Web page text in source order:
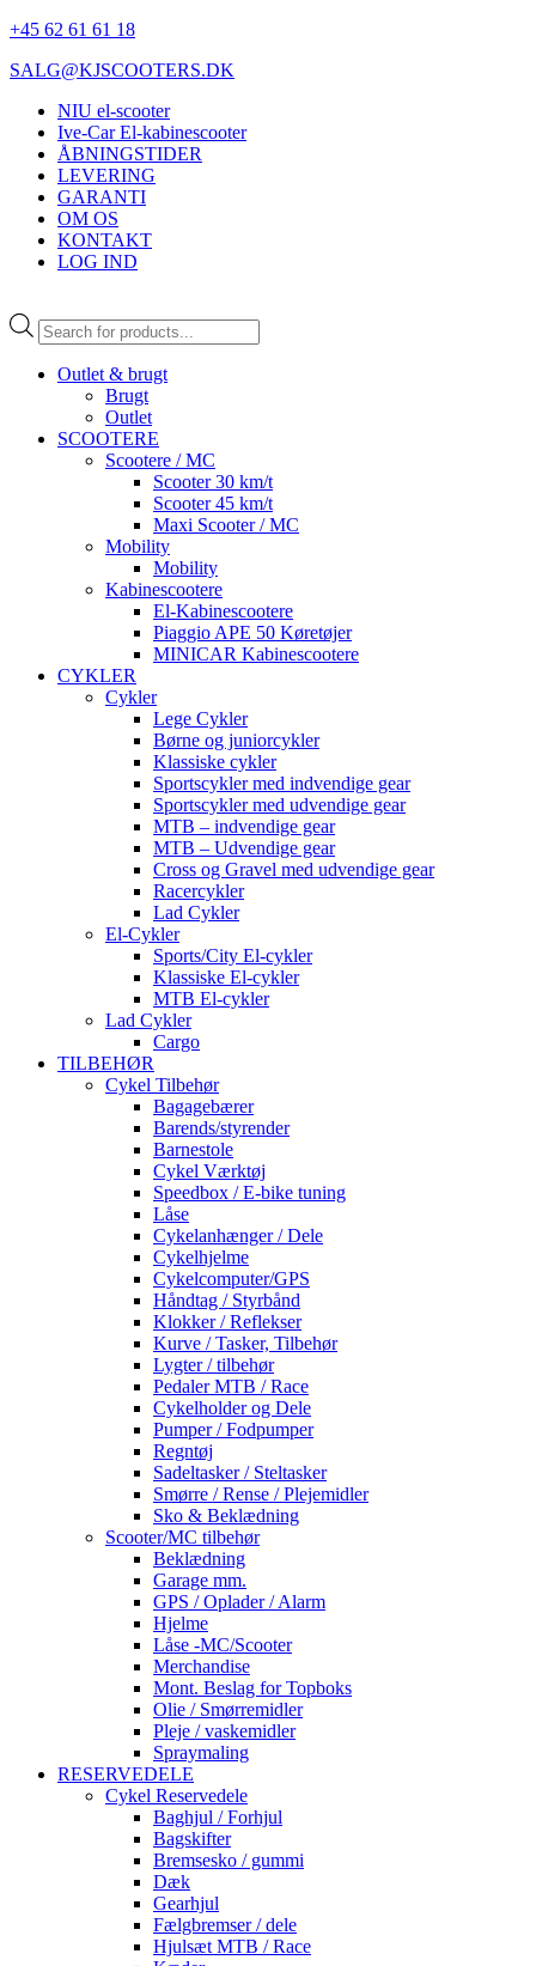
+45 62 61 61 18
SALG@KJSCOOTERS.DK
NIU el-scooter
Ive-Car El-kabinescooter
ÅBNINGSTIDER
LEVERING
GARANTI
OM OS
KONTAKT
LOG IND
Products
search
Outlet & brugt
Brugt
Outlet
SCOOTERE
Scootere / MC
Scooter 30 km/t
Scooter 45 km/t
Maxi Scooter / MC
Mobility
Mobility
Kabinescootere
El-Kabinescootere
Piaggio APE 50 Køretøjer
MINICAR Kabinescootere
CYKLER
Cykler
Lege Cykler
Børne og juniorcykler
Klassiske cykler
Sportscykler med indvendige gear
Sportscykler med udvendige gear
MTB – indvendige gear
MTB – Udvendige gear
Cross og Gravel med udvendige gear
Racercykler
Lad Cykler
El-Cykler
Sports/City El-cykler
Klassiske El-cykler
MTB El-cykler
Lad Cykler
Cargo
TILBEHØR
Cykel Tilbehør
Bagagebærer
Barends/styrender
Barnestole
Cykel Værktøj
Speedbox / E-bike tuning
Låse
Cykelanhænger / Dele
Cykelhjelme
Cykelcomputer/GPS
Håndtag / Styrbånd
Klokker / Reflekser
Kurve / Tasker, Tilbehør
Lygter / tilbehør
Pedaler MTB / Race
Cykelholder og Dele
Pumper / Fodpumper
Regntøj
Sadeltasker / Steltasker
Smørre / Rense / Plejemidler
Sko & Beklædning
Scooter/MC tilbehør
Beklædning
Garage mm.
GPS / Oplader / Alarm
Hjelme
Låse -MC/Scooter
Merchandise
Mont. Beslag for Topboks
Olie / Smørremidler
Pleje / vaskemidler
Spraymaling
RESERVEDELE
Cykel Reservedele
Baghjul / Forhjul
Bagskifter
Bremsesko / gummi
Dæk
Gearhjul
Fælgbremser / dele
Hjulsæt MTB / Race